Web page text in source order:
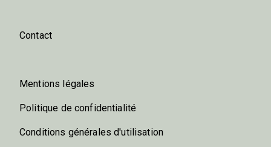
Contact
Mentions légales
Politique de confidentialité
Conditions générales d'utilisation